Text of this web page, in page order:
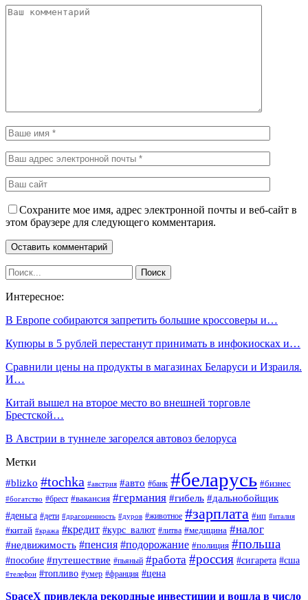
Сохраните мое имя, адрес электронной почты и веб-сайт в
этом браузере для следующего комментария.
Интересное:
В Европе собираются запретить большие кроссоверы и…
Купюры в 5 рублей перестанут принимать в инфокиосках и…
Сравнили цены на продукты в магазинах Беларуси и Израиля.
И…
Китай вышел на второе место во внешней торговле
Брестской…
В Австрии в туннеле загорелся автовоз белоруса
Метки
#blizko #tochka #австрия #авто #банк #беларусь #бизнес
#богатство #брест #вакансия #германия #гибель #дальнобойщик
#деньга #дети #драгоценность #дуров #животное #зарплата #ип #италия
#китай #кража #кредит #курс_валют #литва #медицина #налог
#недвижимость #пенсия #подорожание #полиция #польша
#пособие #путешествие #пьяный #работа #россия #сигарета #сша
#телефон #топливо #умер #франция #цена
SpaceX привлекла рекордные инвестиции и вошла в число